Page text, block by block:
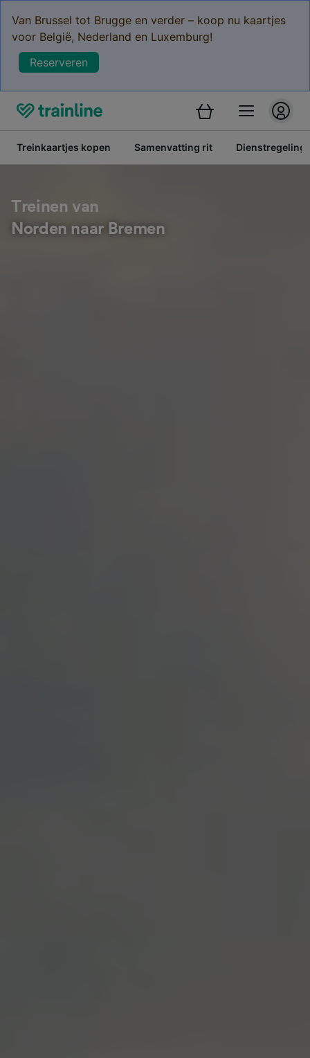
Van Brussel tot Brugge en verder – koop nu kaartjes
voor België, Nederland en Luxemburg!
Reserveren
Treinkaartjes kopen Samenvatting rit Dienstregeling
Treinen van
Norden naar Bremen